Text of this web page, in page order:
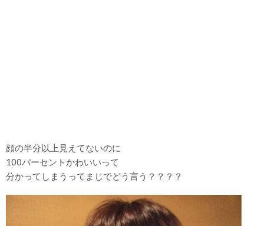
顔の半分以上見えてないのに
100パーセントかわいいって
分かってしまうってまじでどう言う？？？？